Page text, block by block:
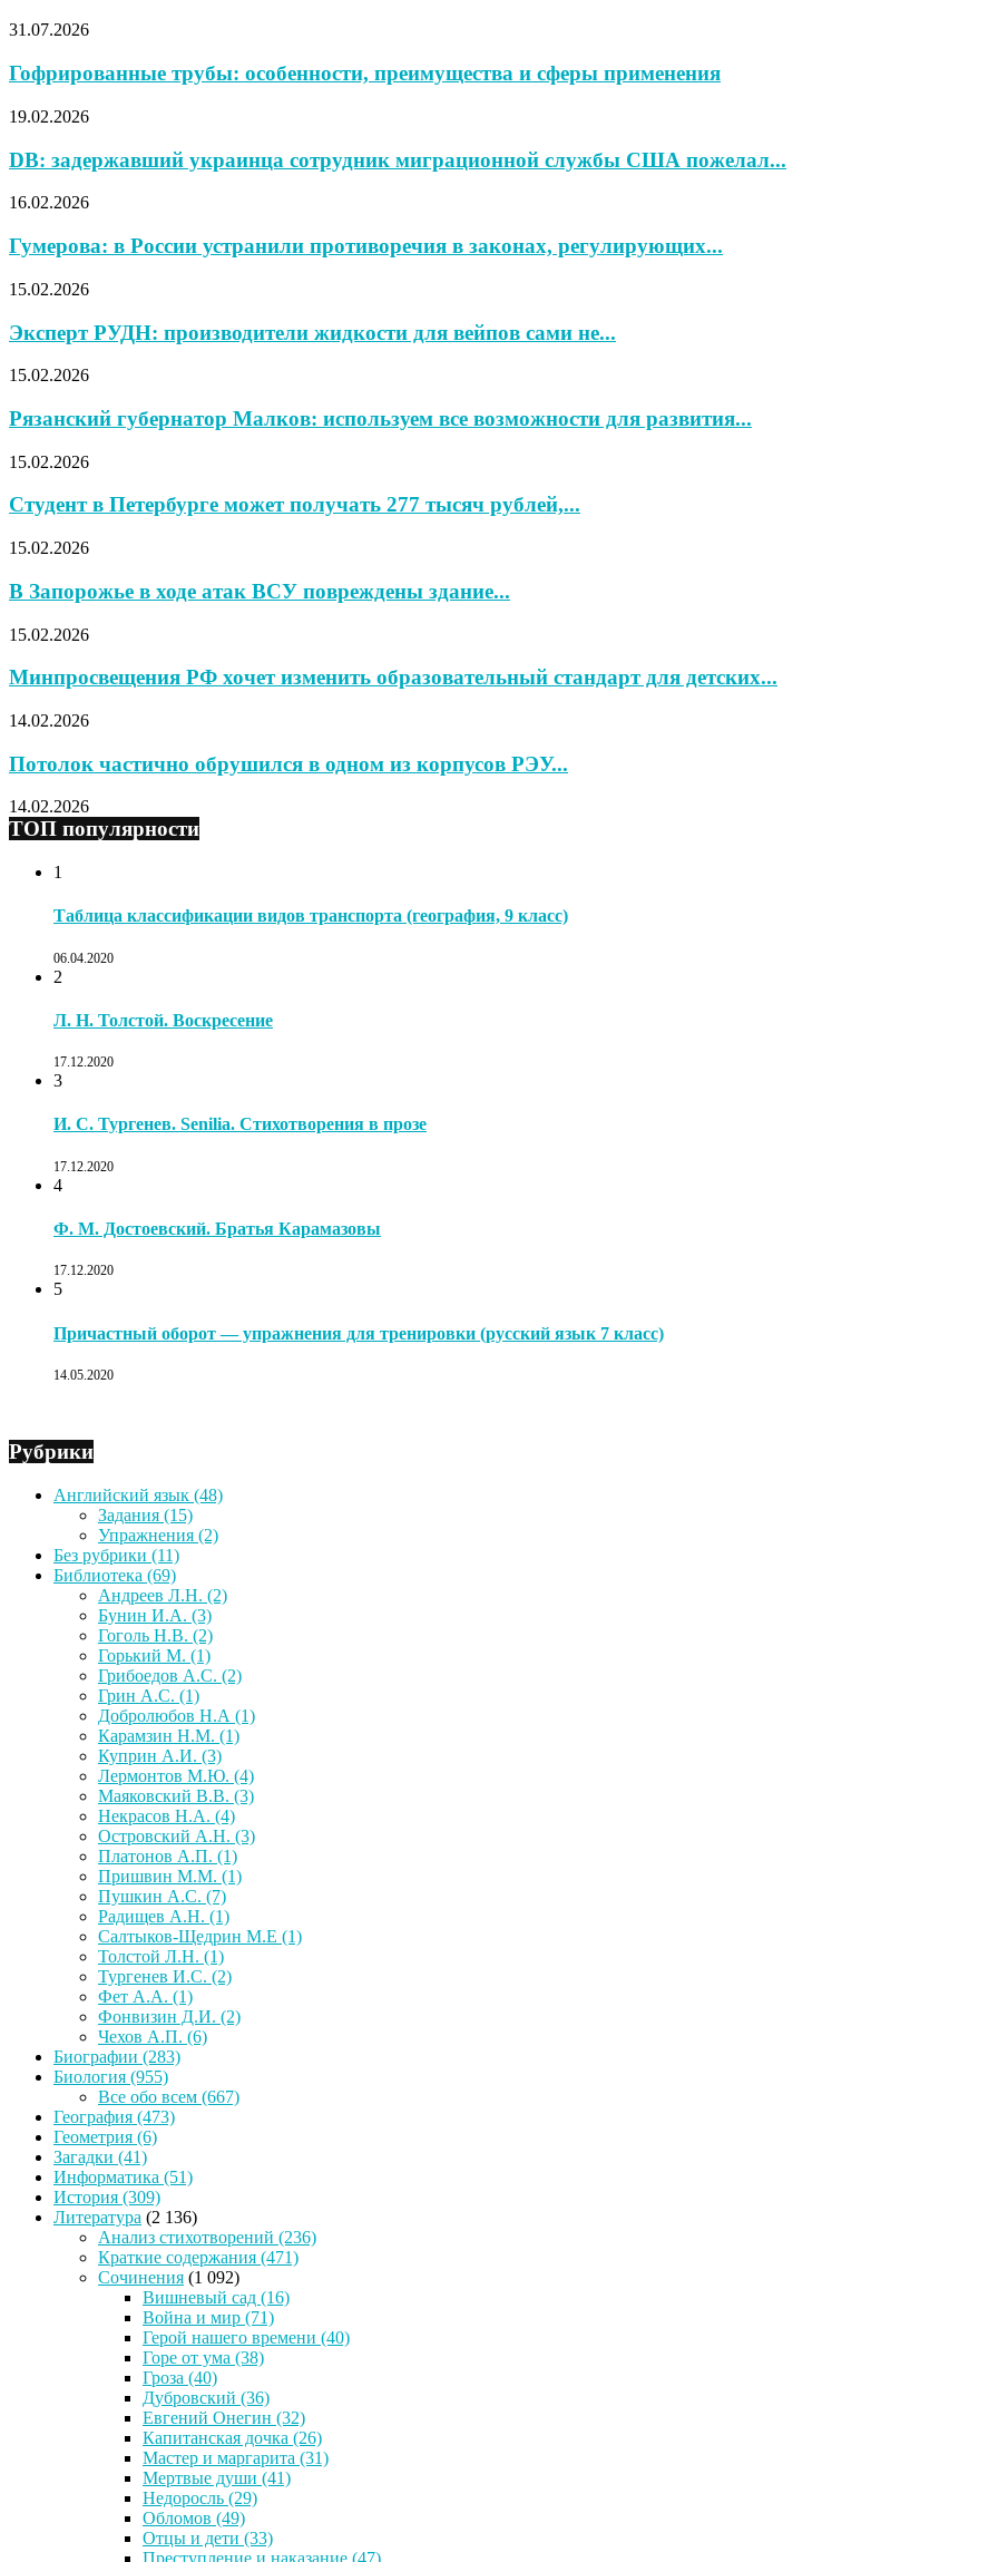
31.07.2026
Гофрированные трубы: особенности, преимущества и сферы применения
19.02.2026
DB: задержавший украинца сотрудник миграционной службы США пожелал...
16.02.2026
Гумерова: в России устранили противоречия в законах, регулирующих...
15.02.2026
Эксперт РУДН: производители жидкости для вейпов сами не...
15.02.2026
Рязанский губернатор Малков: используем все возможности для развития...
15.02.2026
Студент в Петербурге может получать 277 тысяч рублей,...
15.02.2026
В Запорожье в ходе атак ВСУ повреждены здание...
15.02.2026
Минпросвещения РФ хочет изменить образовательный стандарт для детских...
14.02.2026
Потолок частично обрушился в одном из корпусов РЭУ...
14.02.2026
ТОП популярности
1
Таблица классификации видов транспорта (география, 9 класс)
06.04.2020
2
Л. Н. Толстой. Воскресение
17.12.2020
3
И. С. Тургенев. Senilia. Стихотворения в прозе
17.12.2020
4
Ф. М. Достоевский. Братья Карамазовы
17.12.2020
5
Причастный оборот — упражнения для тренировки (русский язык 7 класс)
14.05.2020
Рубрики
Английский язык (48)
Задания (15)
Упражнения (2)
Без рубрики (11)
Библиотека (69)
Андреев Л.Н. (2)
Бунин И.А. (3)
Гоголь Н.В. (2)
Горький М. (1)
Грибоедов А.С. (2)
Грин А.С. (1)
Добролюбов Н.А (1)
Карамзин Н.М. (1)
Куприн А.И. (3)
Лермонтов М.Ю. (4)
Маяковский В.В. (3)
Некрасов Н.А. (4)
Островский А.Н. (3)
Платонов А.П. (1)
Пришвин М.М. (1)
Пушкин А.С. (7)
Радищев А.Н. (1)
Салтыков-Щедрин М.Е (1)
Толстой Л.Н. (1)
Тургенев И.С. (2)
Фет А.А. (1)
Фонвизин Д.И. (2)
Чехов А.П. (6)
Биографии (283)
Биология (955)
Все обо всем (667)
География (473)
Геометрия (6)
Загадки (41)
Информатика (51)
История (309)
Литература (2 136)
Анализ стихотворений (236)
Краткие содержания (471)
Сочинения (1 092)
Вишневый сад (16)
Война и мир (71)
Герой нашего времени (40)
Горе от ума (38)
Гроза (40)
Дубровский (36)
Евгений Онегин (32)
Капитанская дочка (26)
Мастер и маргарита (31)
Мертвые души (41)
Недоросль (29)
Обломов (49)
Отцы и дети (33)
Преступление и наказание (47)